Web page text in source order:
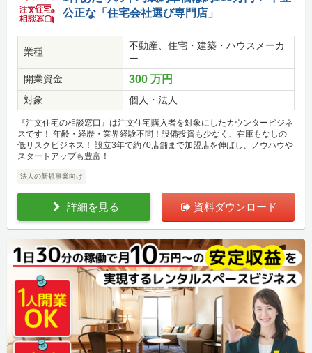
公正な「住宅会社選び専門店」
業種
不動産、住宅・建築・ハウスメーカ
ー
開業資金
300 万円
対象 個人・法人
『注文住宅の相談窓口』は注文住宅購入者を対象にしたカウンタービジネ
スです！ 年齢・経歴・業界経験不問！設備投資も少なく、在庫もなしの
低リスクビジネス！ 設立3年で約70店舗まで加盟店を伸ばし、ノウハウや
スタートアップも豊富！
法人の新規事業向け
詳細を見る 資料ダウンロード